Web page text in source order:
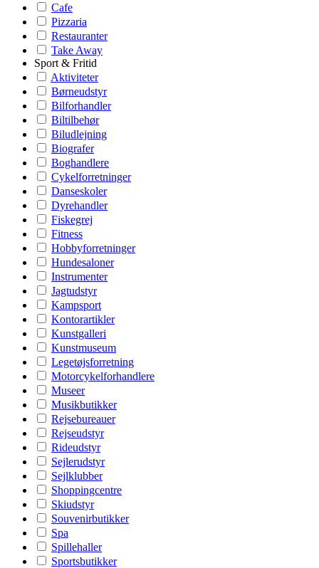
Cafe
Pizzaria
Restauranter
Take Away
Sport & Fritid
Aktiviteter
Børneudstyr
Bilforhandler
Biltilbehør
Biludlejning
Biografer
Boghandlere
Cykelforretninger
Danseskoler
Dyrehandler
Fiskegrej
Fitness
Hobbyforretninger
Hundesaloner
Instrumenter
Jagtudstyr
Kampsport
Kontorartikler
Kunstgalleri
Kunstmuseum
Legetøjsforretning
Motorcykelforhandlere
Museer
Musikbutikker
Rejsebureauer
Rejseudstyr
Rideudstyr
Sejlerudstyr
Sejlklubber
Shoppingcentre
Skiudstyr
Souvenirbutikker
Spa
Spillehaller
Sportsbutikker